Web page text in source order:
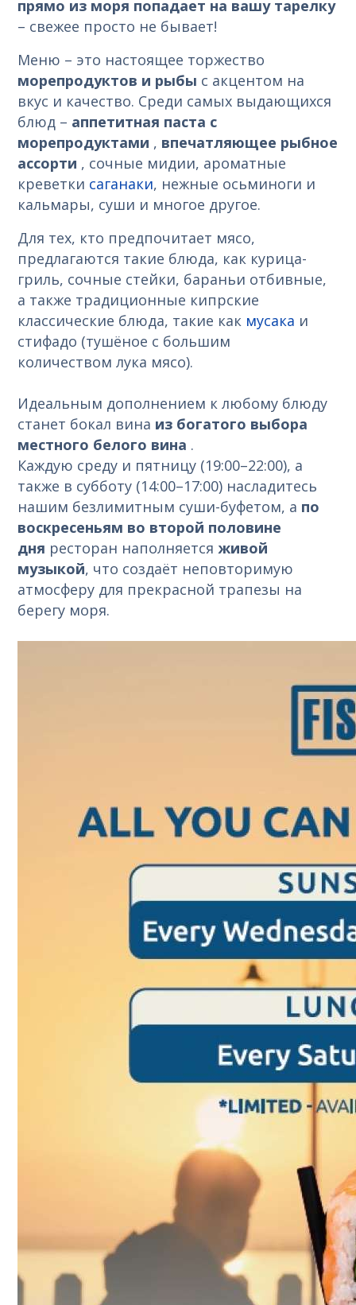
прямо из моря попадает на вашу тарелку
– свежее просто не бывает!
Меню – это настоящее торжество
морепродуктов и рыбы с акцентом на
вкус и качество. Среди самых выдающихся
блюд – аппетитная паста с
морепродуктами , впечатляющее рыбное
ассорти , сочные мидии, ароматные
креветки саганаки, нежные осьминоги и
кальмары, суши и многое другое.
Для тех, кто предпочитает мясо,
предлагаются такие блюда, как курица-
гриль, сочные стейки, бараньи отбивные,
а также традиционные кипрские
классические блюда, такие как мусака и
стифадо (тушёное с большим
количеством лука мясо).
Идеальным дополнением к любому блюду
станет бокал вина из богатого выбора
местного белого вина .
Каждую среду и пятницу (19:00–22:00), а
также в субботу (14:00–17:00) насладитесь
нашим безлимитным суши-буфетом, а по
воскресеньям во второй половине
дня ресторан наполняетсяживой
музыкой, что создаёт неповторимую
атмосферу для прекрасной трапезы на
берегу моря.